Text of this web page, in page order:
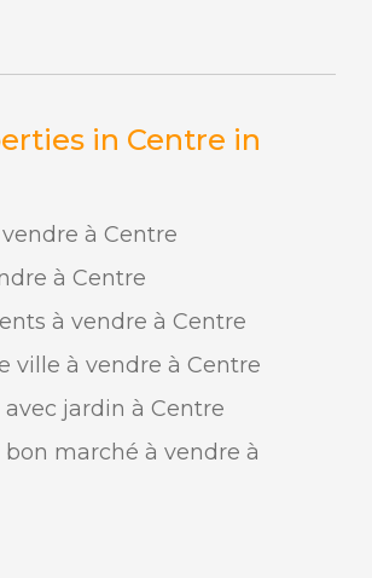
in Centre in
à Centre
à Centre
à vendre à Centre
ville à vendre à Centre
jardin à Centre
marché à vendre à